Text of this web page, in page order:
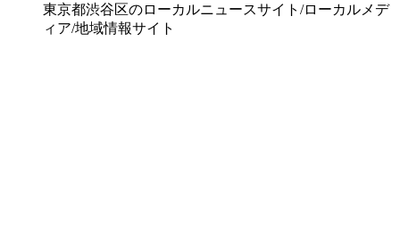
東京都渋谷区のローカルニュースサイト/ローカルメデ
ィア/地域情報サイト